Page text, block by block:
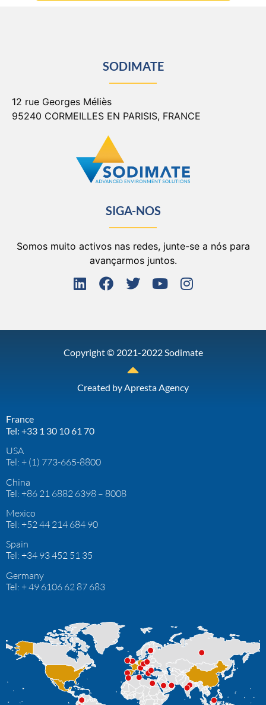
SODIMATE
12 rue Georges Méliès
95240 CORMEILLES EN PARISIS, FRANCE
SIGA-NOS
Somos muito activos nas redes, junte-se a nós para
avançarmos juntos.
Copyright © 2021-2022 Sodimate
Created byApresta Agency
France
Tel: +33 1 30 10 61 70
USA
Tel: + (1) 773-665-8800
China
Tel: +86 21 6882 6398 – 8008
Mexico
Tel: +52 44 214 684 90
Spain
Tel: +34 93 452 51 35
Germany
Tel: + 49 6106 62 87 683